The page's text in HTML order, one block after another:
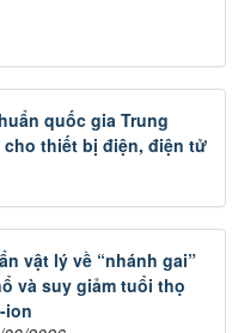
quốc gia Trung
thiết bị điện, điện tử
vật lý về “nhánh gai”
và suy giảm tuổi thọ
ion